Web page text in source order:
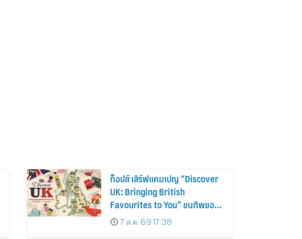
ท็อปส์ เสิร์ฟแคมเปญ “Discover
UK: Bringing British
Favourites to You” ขนทัพของ
อร่อยและไอเท็มฮิตจากสหราช
อาณาจักร ส่งตรงถึงมือตั้งแต่วัน
7 ส.ค. 69 17:38